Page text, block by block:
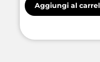
Aggiungi al